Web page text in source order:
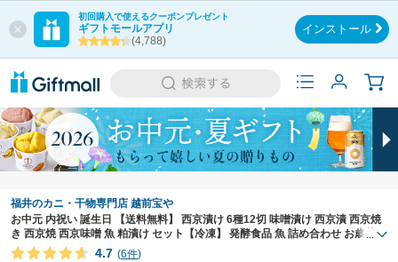
初回購入で使えるクーポンプレゼント
ギフトモールアプリ
(4,788)
インストール
福井のカニ・干物専門店 越前宝や
お中元 内祝い 誕生日 【送料無料】 西京漬け 6種12切 味噌漬け 西京漬 西京焼
き 西京焼 西京味噌 魚 粕漬け セット【冷凍】 発酵食品 魚 詰め合わせ お歳暮
お祝い 結婚祝い 還暦祝い プレゼント ギフト 【A
4.7 (6件)